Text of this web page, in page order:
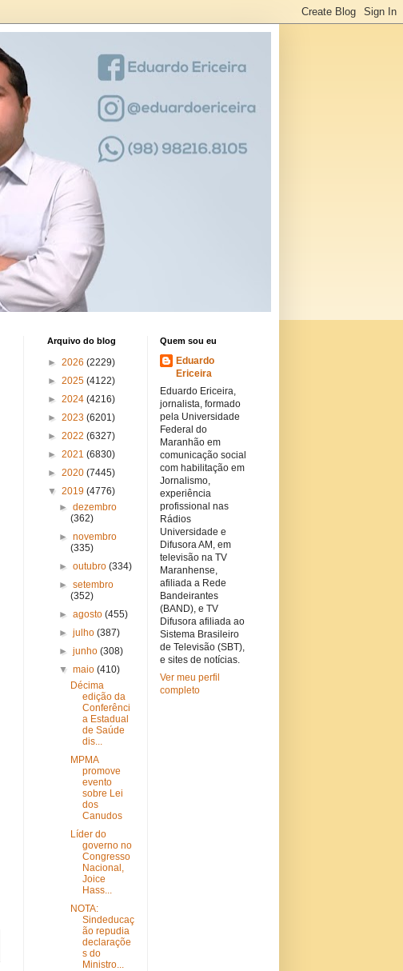
Arquivo do blog
► 2026 (2229)
► 2025 (4122)
► 2024 (4216)
► 2023 (6201)
► 2022 (6327)
► 2021 (6830)
► 2020 (7445)
▼ 2019 (4776)
► dezembro
(362)
► novembro
(335)
► outubro (334)
► setembro
(352)
► agosto (455)
► julho (387)
► junho (308)
▼ maio (410)
Décima
edição da
Conferênci
a Estadual
de Saúde
dis...
MPMA
promove
evento
sobre Lei
dos
Canudos
Líder do
governo no
Congresso
Nacional,
Joice
Hass...
NOTA:
Sindeducaç
ão repudia
declaraçõe
s do
Ministro...
Quem sou eu
Eduardo
Ericeira
Eduardo Ericeira,
jornalista, formado
pela Universidade
Federal do
Maranhão em
comunicação social
com habilitação em
Jornalismo,
experiência
profissional nas
Rádios
Universidade e
Difusora AM, em
televisão na TV
Maranhense,
afiliada a Rede
Bandeirantes
(BAND), e TV
Difusora afiliada ao
Sistema Brasileiro
de Televisão (SBT),
e sites de notícias.
Ver meu perfil
completo